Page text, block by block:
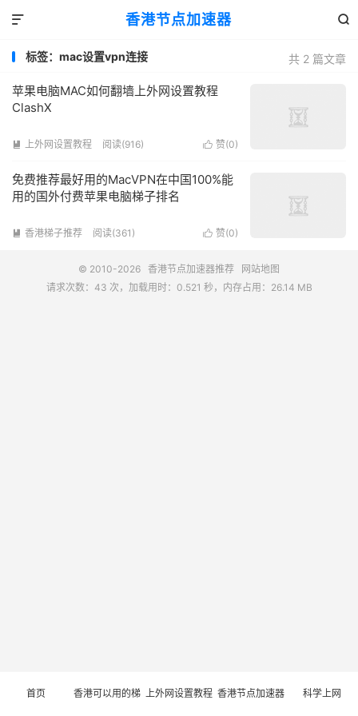
香港节点加速器 

共 2 篇文章
标签：mac设置vpn连接
苹果电脑MAC如何翻墙上外网设置教程
ClashX
 赞(0)
 上外网设置教程 阅读(916)
免费推荐最好用的MacVPN在中国100%能
用的国外付费苹果电脑梯子排名
 赞(0)
 香港梯子推荐 阅读(361)
© 2010-2026 香港节点加速器推荐
网站地图
请求次数：43 次，加载用时：0.521 秒，内存占用：26.14 MB
首页 香港可以用的梯 上外网设置教程 香港节点加速器 科学上网